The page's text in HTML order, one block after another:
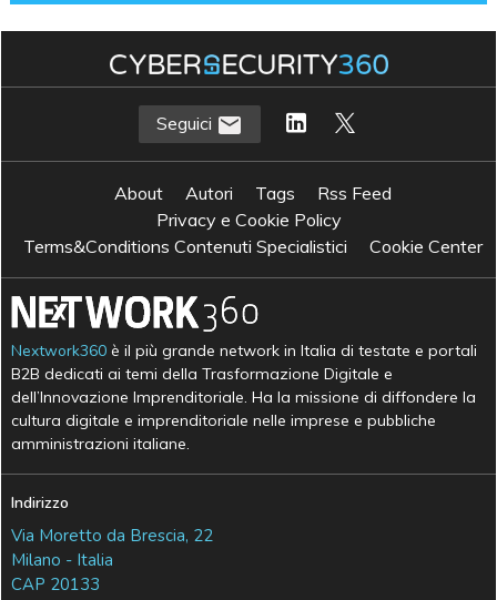
Seguici
About Autori Tags
Rss Feed
Privacy e Cookie Policy
Terms&Conditions Contenuti Specialistici
Cookie Center
Nextwork360 è il più grande network in Italia di testate e portali
B2B dedicati ai temi della Trasformazione Digitale e
dell’Innovazione Imprenditoriale. Ha la missione di diffondere la
cultura digitale e imprenditoriale nelle imprese e pubbliche
amministrazioni italiane.
Indirizzo
Via Moretto da Brescia, 22
Milano - Italia
CAP 20133